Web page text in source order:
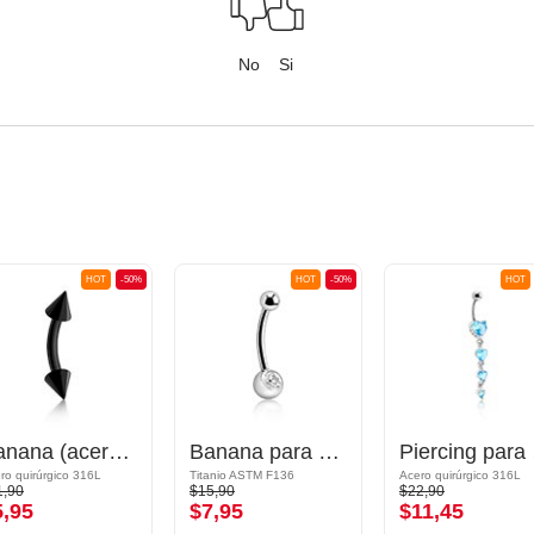
No Si
-50%
HOT
Banana (acero quirúrgico, negro, acabado brillante) con conos
quirúrgico 316L
-50%
HOT
Banana para el ombligo (titanio, acabado brillante) con piedra brillante
Titanio ASTM F136
$15,90
$7,95
HOT
Acero quirúrgico 316L
$22,90
$11,45